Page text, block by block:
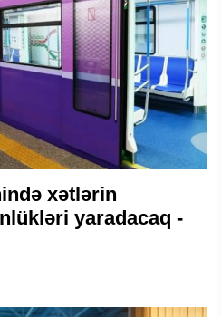
xətlərin
yaradacaq -